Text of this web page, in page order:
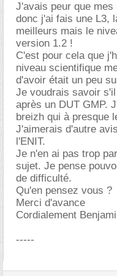
J'avais peur que
donc j'ai fais une L3,
meilleurs mais le
version 1.2 !
C'est pour cela que
niveau scientifique
d'avoir était un peu
Je voudrais savoir
après un DUT GMP.
breizh qui à presque
J'aimerais d'autre
l'ENIT.
Je n'en ai pas trop
sujet. Je pense
de difficulté.
Qu'en pensez vous ?
Merci d'avance
Cordialement
-----